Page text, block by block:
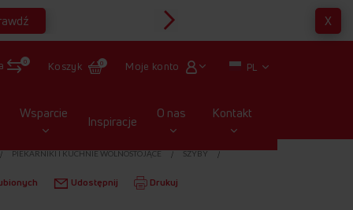
X
0 Koszyk 0 Moje konto PL
Wsparcie Inspiracje O nas Kontakt
PIEKARNIKI I KUCHNIE WOLNOSTOJĄCE SZYBY
Udostępnij Drukuj